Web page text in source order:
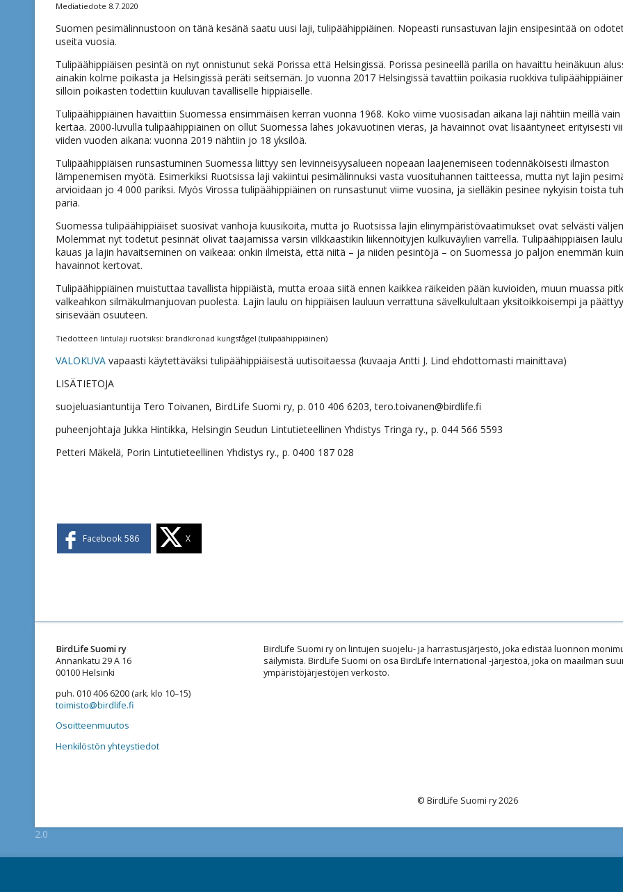
Mediatiedote 8.7.2020
Suomen pesimälinnustoon on tänä kesänä saatu uusi laji, tulipäähippiäinen. Nopeasti runsastuvan lajin ensipesintää on
useita vuosia.
Tulipäähippiäisen pesintä on nyt onnistunut sekä Porissa että Helsingissä. Porissa pesineellä parilla on havaittu heinäkuun
ainakin kolme poikasta ja Helsingissä peräti seitsemän. Jo vuonna 2017 Helsingissä tavattiin poikasia ruokkiva
silloin poikasten todettiin kuuluvan tavalliselle hippiäiselle.
Tulipäähippiäinen havaittiin Suomessa ensimmäisen kerran vuonna 1968. Koko viime vuosisadan aikana laji nähtiin meillä vain
kertaa. 2000-luvulla tulipäähippiäinen on ollut Suomessa lähes jokavuotinen vieras, ja havainnot ovat lisääntyneet erityisesti
viiden vuoden aikana: vuonna 2019 nähtiin jo 18 yksilöä.
Tulipäähippiäisen runsastuminen Suomessa liittyy sen levinneisyysalueen nopeaan laajenemiseen todennäköisesti ilmaston
lämpenemisen myötä. Esimerkiksi Ruotsissa laji vakiintui pesimälinnuksi vasta vuosituhannen taitteessa, mutta nyt lajin
arvioidaan jo 4 000 pariksi. Myös Virossa tulipäähippiäinen on runsastunut viime vuosina, ja sielläkin pesinee nykyisin toista
paria.
Suomessa tulipäähippiäiset suosivat vanhoja kuusikoita, mutta jo Ruotsissa lajin elinympäristövaatimukset ovat selvästi
Molemmat nyt todetut pesinnät olivat taajamissa varsin vilkkaastikin liikennöityjen kulkuväylien varrella. Tulipäähippiäisen
kauas ja lajin havaitseminen on vaikeaa: onkin ilmeistä, että niitä – ja niiden pesintöjä – on Suomessa jo paljon enemmän kuin
havainnot kertovat.
Tulipäähippiäinen muistuttaa tavallista hippiäistä, mutta eroaa siitä ennen kaikkea räikeiden pään kuvioiden, muun muassa
valkeahkon silmäkulmanjuovan puolesta. Lajin laulu on hippiäisen lauluun verrattuna sävelkulultaan yksitoikkoisempi ja päättyy
sirisevään osuuteen.
Tiedotteen lintulaji ruotsiksi: brandkronad kungsfågel (tulipäähippiäinen)
VALOKUVA vapaasti käytettäväksi tulipäähippiäisestä uutisoitaessa (kuvaaja Antti J. Lind ehdottomasti mainittava)
LISÄTIETOJA
suojeluasiantuntija Tero Toivanen, BirdLife Suomi ry, p. 010 406 6203, tero.toivanen@birdlife.fi
puheenjohtaja Jukka Hintikka, Helsingin Seudun Lintutieteellinen Yhdistys Tringa ry., p. 044 566 5593
Petteri Mäkelä, Porin Lintutieteellinen Yhdistys ry., p. 0400 187 028
Facebook 586 X
BirdLife Suomi ry
Annankatu 29 A 16
00100 Helsinki
puh. 010 406 6200 (ark. klo 10–15)
toimisto@birdlife.fi
Osoitteenmuutos
Henkilöstön yhteystiedot
BirdLife Suomi ry on lintujen suojelu- ja harrastusjärjestö, joka edistää luonnon
säilymistä. BirdLife Suomi on osa BirdLife International -järjestöä, joka on maailman
ympäristöjärjestöjen verkosto.
© BirdLife Suomi ry 2026
2.0